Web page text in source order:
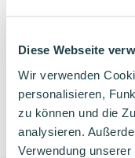
Diese Webseite
Wir verwenden
personalisieren,
zu können und die
analysieren.
Verwendung
Kontaktiere uns
0